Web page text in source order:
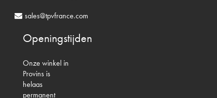
sales@tpvfrance.com
Openingstijden
Onze winkel in
Provins is
helaas
permanent